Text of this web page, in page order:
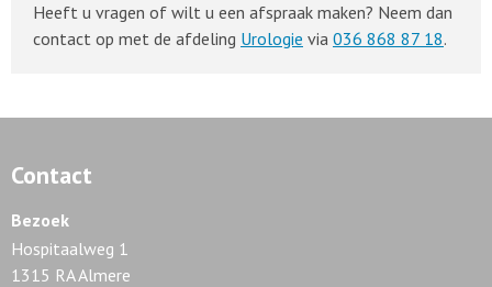
Heeft u vragen of wilt u een afspraak maken? Neem dan
contact op met de afdeling Urologie via 036 868 87 18.
Contact
Bezoek
Hospitaalweg 1
1315 RA Almere